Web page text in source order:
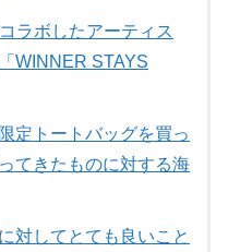
ラボしたアーティス
WINNER STAYS
定トートバッグを買っ
てきたものに対する海
対してとても良いこと